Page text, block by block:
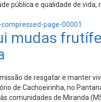
pública e qualidade de
page-00001
mudas
de resgatar e manter
de Cachoeirinha, no
comunidades de Miranda